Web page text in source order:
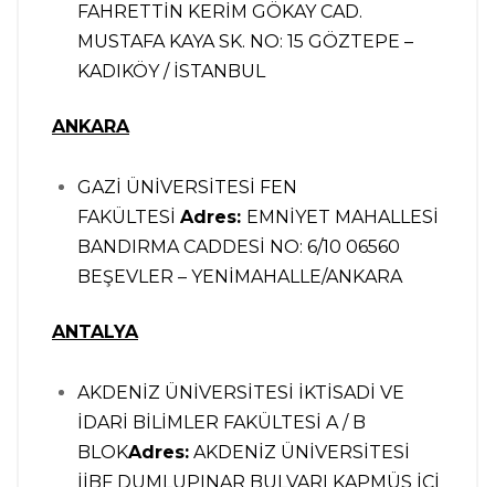
FAHRETTİN KERİM GÖKAY CAD.
MUSTAFA KAYA SK. NO: 15 GÖZTEPE –
KADIKÖY / İSTANBUL
ANKARA
GAZİ ÜNİVERSİTESİ FEN
FAKÜLTESİ Adres: EMNİYET MAHALLESİ
BANDIRMA CADDESİ NO: 6/10 06560
BEŞEVLER – YENİMAHALLE/ANKARA
ANTALYA
AKDENİZ ÜNİVERSİTESİ İKTİSADİ VE
İDARİ BİLİMLER FAKÜLTESİ A / B
BLOKAdres: AKDENİZ ÜNİVERSİTESİ
İİBF DUMLUPINAR BULVARI KAPMÜS İÇİ